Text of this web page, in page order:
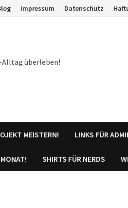
Impressum Datenschutz
Alltag überleben!
MEISTERN! LINKS FÜR
SHIRTS FÜR NERDS